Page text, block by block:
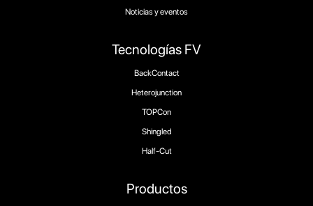
Productos
Tecnologías FV
BackContact
Heterojunction
TOPCon
Shingled
Half-Cut
Noticias y eventos